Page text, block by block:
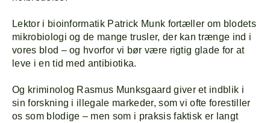
Lektor i bioinformatik Patrick Munk fortæller om blodets
mikrobiologi og de mange trusler, der kan trænge ind i
vores blod – og hvorfor vi bør være rigtig glade for at
leve i en tid med antibiotika.
Og kriminolog Rasmus Munksgaard giver et indblik i
sin forskning i illegale markeder, som vi ofte forestiller
os som blodige – men som i praksis faktisk er langt